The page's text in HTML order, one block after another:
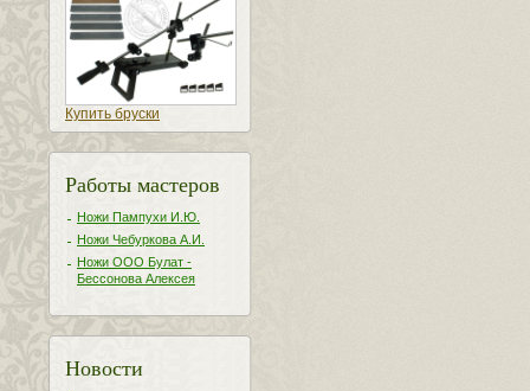
Купить бруски
Работы мастеров
Ножи Пампухи И.Ю.
Ножи Чебуркова А.И.
Ножи ООО Булат -
Бессонова Алексея
Новости